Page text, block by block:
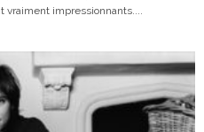
vraiment impressionnants....